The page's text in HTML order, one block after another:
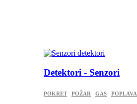
Detektori - Senzori
POKRET POŽAR GAS POPLAVA